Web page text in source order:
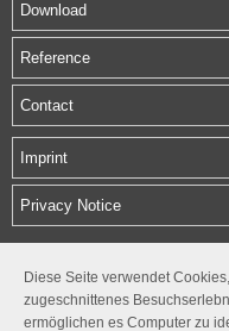
Diese Seite verwendet
zugeschnittenes
ermöglichen es Computer zu
Download
Reference
Contact
Imprint
Privacy Notice
SAIF Zone, Sharjah, UAE
P.O.Box: 121310